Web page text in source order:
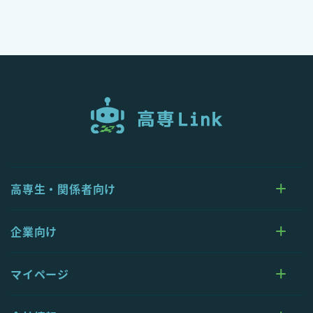
高専生・関係者向け
企業向け
マイページ